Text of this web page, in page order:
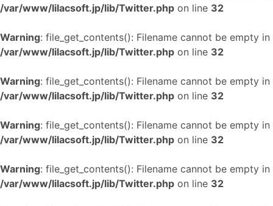
/var/www/lilacsoft.jp/lib/Twitter.php on line 32
Warning: file_get_contents(): Filename cannot be empty in
/var/www/lilacsoft.jp/lib/Twitter.php on line 32
Warning: file_get_contents(): Filename cannot be empty in
/var/www/lilacsoft.jp/lib/Twitter.php on line 32
Warning: file_get_contents(): Filename cannot be empty in
/var/www/lilacsoft.jp/lib/Twitter.php on line 32
Warning: file_get_contents(): Filename cannot be empty in
/var/www/lilacsoft.jp/lib/Twitter.php on line 32